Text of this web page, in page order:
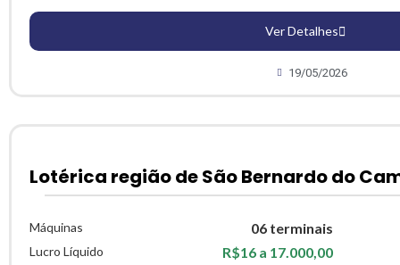
Ver Detalhes
19/05/2026
Lotérica região de São Bernardo do
Máquinas 06 terminais
Lucro Líquido R$16 a 17.000,00